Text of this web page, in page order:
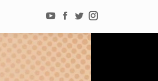
YouTube
Facebook
TwitterInstagram